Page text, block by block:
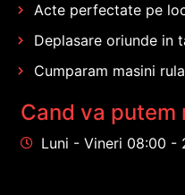
Acte perfectate pe
Deplasare oriunde in
Cumparam masini
Cand va putem
Luni - Vineri 08:00 -